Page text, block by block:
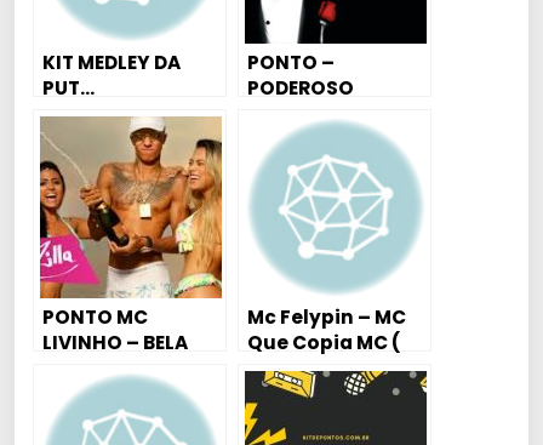
KIT MEDLEY DA
PUT…
PONTO –
PODEROSO
VIOLÃO)
PONTO MC
LIVINHO – BELA
Mc Felypin – MC
Que Copia MC (
LYRIC VÍDEO ) DJ
DAVID MM